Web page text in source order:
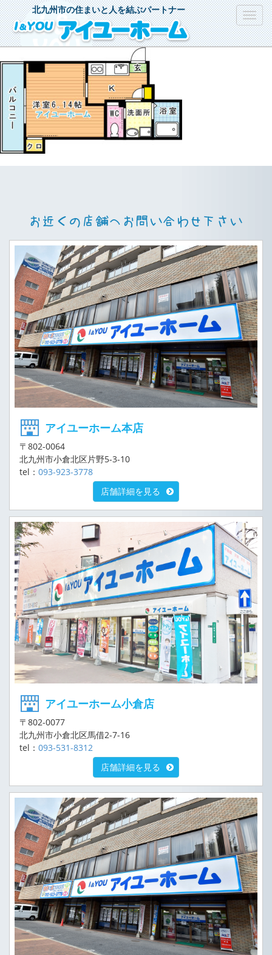
北九州市の住まいと人を結ぶパートナー
アイユーホーム本店
〒802-0064
北九州市小倉北区片野5-3-10
tel： 093-923-3778
店舗詳細を見る
アイユーホーム小倉店
〒802-0077
北九州市小倉北区馬借2-7-16
tel： 093-531-8312
店舗詳細を見る